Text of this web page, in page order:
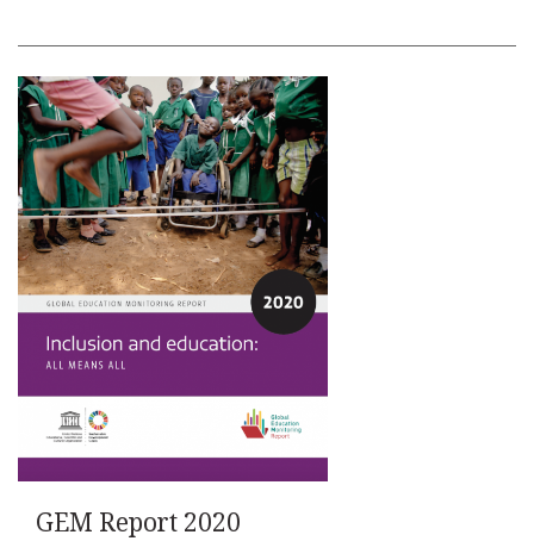
GEM Report 2020